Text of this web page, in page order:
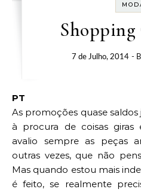
Shopping
7 de Julho, 2014 -
PT
As promoções quase
à procura de coisas giras
avalio sempre as peças
outras vezes, que não
Mas quando estou mais
é feito, se realmente